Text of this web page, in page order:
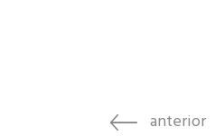
anterior